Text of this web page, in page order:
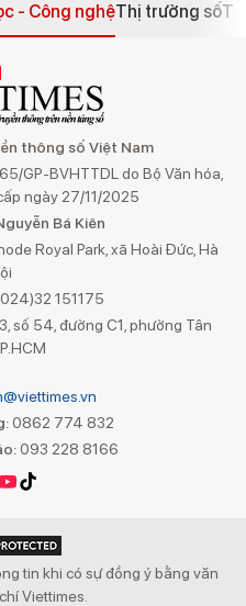
- Công nghệThị trường số
thông số Việt Nam
GP-BVHTTDL do Bộ Văn hóa,
ngày 27/11/2025
Bá Kiên
Royal Park, xã Hoài Đức, Hà
151175
số 54, đường C1, phường Tân
0862 774 832
093 228 8166
tin khi có sự đồng ý bằng văn
Viettimes.